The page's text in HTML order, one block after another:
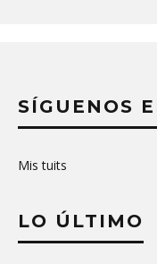
SÍGUENOS
Mis tuits
LO ÚLTIMO